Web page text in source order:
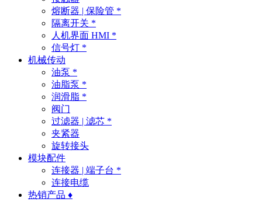
熔断器 | 保险管 *
隔离开关 *
人机界面 HMI *
信号灯 *
机械传动
油泵 *
油脂泵 *
润滑脂 *
阀门
过滤器 | 滤芯 *
夹紧器
旋转接头
模块配件
连接器 | 端子台 *
连接电缆
热销产品 ♦